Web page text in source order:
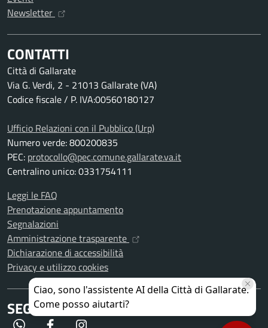
Newsletter
CONTATTI
Città di Gallarate
Via G. Verdi, 2 - 21013 Gallarate (VA)
Codice fiscale / P. IVA:00560180127
Ufficio Relazioni con il Pubblico (Urp)
Numero verde: 800200835
PEC: protocollo@pec.comune.gallarate.va.it
Centralino unico: 0331754111
Leggi le FAQ
Prenotazione appuntamento
Segnalazioni
Amministrazione trasparente
Dichiarazione di accessibilità
Privacy e utilizzo cookies
SEGUICI SU
WhatsApp Facebook